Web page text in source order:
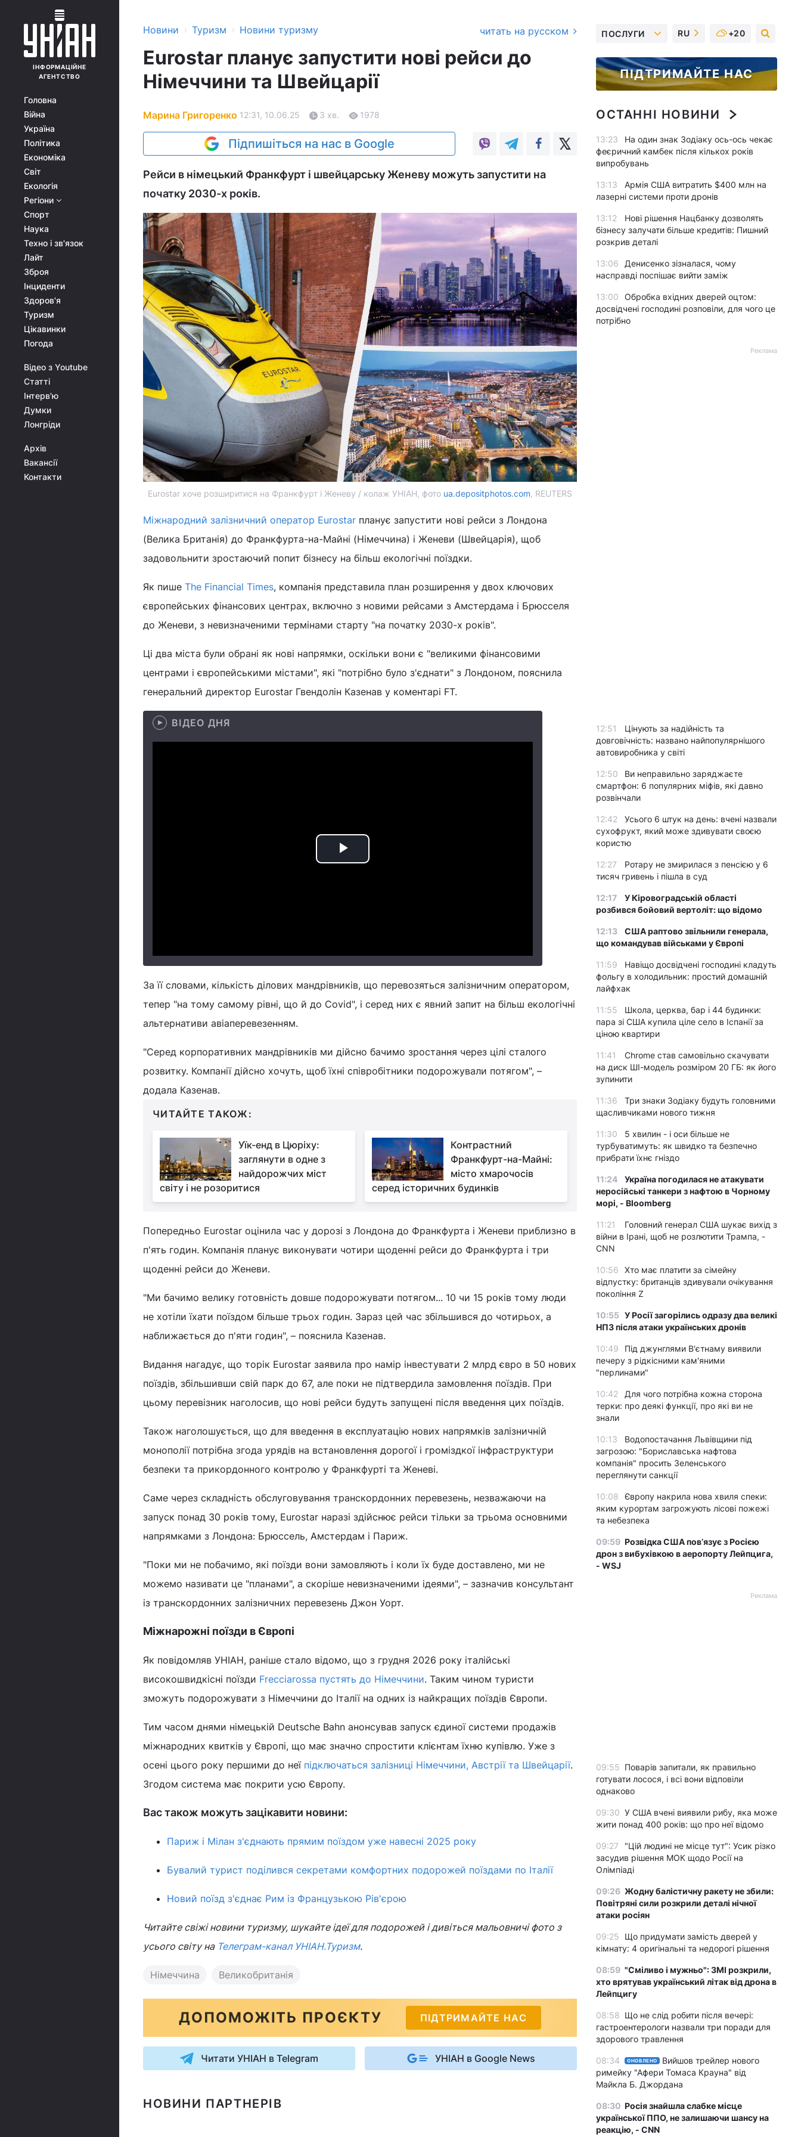
ІНФОРМАЦІЙНЕ
АГЕНТСТВО
Головна
Війна
Україна
Політика
Економіка
Світ
Екологія
Регіони
Спорт
Наука
Техно і зв'язок
Лайт
Зброя
Інциденти
Здоров'я
Туризм
Цікавинки
Погода
Відео з Youtube
Статті
Інтерв'ю
Думки
Лонгріди
Архів
Вакансії
Контакти
Новини › Туризм › Новини туризму читать на русском
Eurostar планує запустити нові рейси до
Німеччини та Швейцарії
Марина Григоренко 12:31, 10.06.25 3 хв. 1978
Підпишіться на нас в Google
Рейси в німецький Франкфурт і швейцарську Женеву можуть запустити на
початку 2030-х років.
Eurostar хоче розширитися на Франкфурт і Женеву / колаж УНІАН, фото ua.depositphotos.com, REUTERS
Міжнародний залізничний оператор Eurostar планує запустити нові рейси з Лондона
(Велика Британія) до Франкфурта-на-Майні (Німеччина) і Женеви (Швейцарія), щоб
задовольнити зростаючий попит бізнесу на більш екологічні поїздки.
Як пише The Financial Times, компанія представила план розширення у двох ключових
європейських фінансових центрах, включно з новими рейсами з Амстердама і Брюсселя
до Женеви, з невизначеними термінами старту "на початку 2030-х років".
Ці два міста були обрані як нові напрямки, оскільки вони є "великими фінансовими
центрами і європейськими містами", які "потрібно було з'єднати" з Лондоном, пояснила
генеральний директор Eurostar Гвендолін Казенав у коментарі FT.
ВІДЕО ДНЯ
Play
За її словами, кількість ділових мандрівників, що перевозяться залізничним оператором,
тепер "на тому самому рівні, що й до Covid", і серед них є явний запит на більш екологічні
альтернативи авіаперевезенням.
"Серед корпоративних мандрівників ми дійсно бачимо зростання через цілі сталого
розвитку. Компанії дійсно хочуть, щоб їхні співробітники подорожували потягом", –
додала Казенав.
ЧИТАЙТЕ ТАКОЖ:
Уїк-енд в Цюріху:
заглянути в одне з
найдорожчих міст
світу і не розоритися
Контрастний
Франкфурт-на-Майні:
місто хмарочосів
серед історичних будинків
Попередньо Eurostar оцінила час у дорозі з Лондона до Франкфурта і Женеви приблизно в
п'ять годин. Компанія планує виконувати чотири щоденні рейси до Франкфурта і три
щоденні рейси до Женеви.
"Ми бачимо велику готовність довше подорожувати потягом... 10 чи 15 років тому люди
не хотіли їхати поїздом більше трьох годин. Зараз цей час збільшився до чотирьох, а
наближається до п'яти годин", – пояснила Казенав.
Видання нагадує, що торік Eurostar заявила про намір інвестувати 2 млрд євро в 50 нових
поїздів, збільшивши свій парк до 67, але поки не підтвердила замовлення поїздів. При
цьому перевізник наголосив, що нові рейси будуть запущені після введення цих поїздів.
Також наголошується, що для введення в експлуатацію нових напрямків залізничній
монополії потрібна згода урядів на встановлення дорогої і громіздкої інфраструктури
безпеки та прикордонного контролю у Франкфурті та Женеві.
Саме через складність обслуговування транскордонних перевезень, незважаючи на
запуск понад 30 років тому, Eurostar наразі здійснює рейси тільки за трьома основними
напрямками з Лондона: Брюссель, Амстердам і Париж.
"Поки ми не побачимо, які поїзди вони замовляють і коли їх буде доставлено, ми не
можемо називати це "планами", а скоріше невизначеними ідеями", – зазначив консультант
із транскордонних залізничних перевезень Джон Уорт.
Міжнарожні поїзди в Європі
Як повідомляв УНІАН, раніше стало відомо, що з грудня 2026 року італійські
високошвидкісні поїзди Frecciarossa пустять до Німеччини. Таким чином туристи
зможуть подорожувати з Німеччини до Італії на одних із найкращих поїздів Європи.
Тим часом днями німецькій Deutsche Bahn анонсував запуск єдиної системи продажів
міжнародних квитків у Європі, що має значно спростити клієнтам їхню купівлю. Уже з
осені цього року першими до неї підключаться залізниці Німеччини, Австрії та Швейцарії.
Згодом система має покрити усю Європу.
Вас також можуть зацікавити новини:
Париж і Мілан з'єднають прямим поїздом уже навесні 2025 року
Бувалий турист поділився секретами комфортних подорожей поїздами по Італії
Новий поїзд з'єднає Рим із Французькою Рів'єрою
Читайте свіжі новини туризму, шукайте ідеї для подорожей і дивіться мальовничі фото з
усього світу на Телеграм-канал УНІАН.Туризм.
Німеччина Великобританія
ДОПОМОЖІТЬ ПРОЄКТУ ПІДТРИМАЙТЕ НАС
Читати УНІАН в Telegram УНІАН в Google News
НОВИНИ ПАРТНЕРІВ
ПОСЛУГИ RU +20
ПІДТРИМАЙТЕ НАС
ОСТАННІ НОВИНИ
13:23
На один знак Зодіаку ось-ось чекає
феєричний камбек після кількох років
випробувань
13:13
Армія США витратить $400 млн на
лазерні системи проти дронів
13:12
Нові рішення Нацбанку дозволять
бізнесу залучати більше кредитів: Пишний
розкрив деталі
13:06
Денисенко зізналася, чому
насправді поспішає вийти заміж
13:00
Обробка вхідних дверей оцтом:
досвідчені господині розповіли, для чого це
потрібно
Реклама
12:51
Цінують за надійність та
довговічність: названо найпопулярнішого
автовиробника у світі
12:50
Ви неправильно заряджаєте
смартфон: 6 популярних міфів, які давно
розвінчали
12:42
Усього 6 штук на день: вчені назвали
сухофрукт, який може здивувати своєю
користю
12:27
Ротару не змирилася з пенсією у 6
тисяч гривень і пішла в суд
12:17
У Кіровоградській області
розбився бойовий вертоліт: що відомо
12:13
США раптово звільнили генерала,
що командував військами у Європі
11:59
Навіщо досвідчені господині кладуть
фольгу в холодильник: простий домашній
лайфхак
11:55
Школа, церква, бар і 44 будинки:
пара зі США купила ціле село в Іспанії за
ціною квартири
11:41
Chrome став самовільно скачувати
на диск ШІ-модель розміром 20 ГБ: як його
зупинити
11:36
Три знаки Зодіаку будуть головними
щасливчиками нового тижня
11:30
5 хвилин - і оси більше не
турбуватимуть: як швидко та безпечно
прибрати їхнє гніздо
11:24
Україна погодилася не атакувати
неросійські танкери з нафтою в Чорному
морі, - Bloomberg
11:21
Головний генерал США шукає вихід з
війни в Ірані, щоб не розлютити Трампа, -
CNN
10:56
Хто має платити за сімейну
відпустку: британців здивували очікування
покоління Z
10:55 У Росії загорілись одразу два великі
НПЗ після атаки українських дронів
10:49
Під джунглями В'єтнаму виявили
печеру з рідкісними кам'яними
"перлинами"
10:42
Для чого потрібна кожна сторона
терки: про деякі функції, про які ви не
знали
10:13
Водопостачання Львівщини під
загрозою: "Бориславська нафтова
компанія" просить Зеленського
переглянути санкції
10:08
Європу накрила нова хвиля спеки:
яким курортам загрожують лісові пожежі
та небезпека
09:59 Розвідка США пов’язує з Росією
дрон з вибухівкою в аеропорту Лейпцига,
- WSJ
Реклама
09:55 Поварів запитали, як правильно
готувати лосося, і всі вони відповіли
однаково
09:30 У США вчені виявили рибу, яка може
жити понад 400 років: що про неї відомо
09:27
"Цій людині не місце тут": Усик різко
засудив рішення МОК щодо Росії на
Олімпіаді
09:26 Жодну балістичну ракету не збили:
Повітряні сили розкрили деталі нічної
атаки росіян
09:25
Що придумати замість дверей у
кімнату: 4 оригінальні та недорогі рішення
08:59 "Сміливо і мужньо": ЗМІ розкрили,
хто врятував український літак від дрона в
Лейпцигу
08:58 Що не слід робити після вечері:
гастроентерологи назвали три поради для
здорового травлення
08:34 ОНОВЛЕНО
Вийшов трейлер нового
римейку "Афери Томаса Крауна" від
Майкла Б. Джордана
08:30 Росія знайшла слабке місце
української ППО, не залишаючи шансу на
реакцію, - CNN